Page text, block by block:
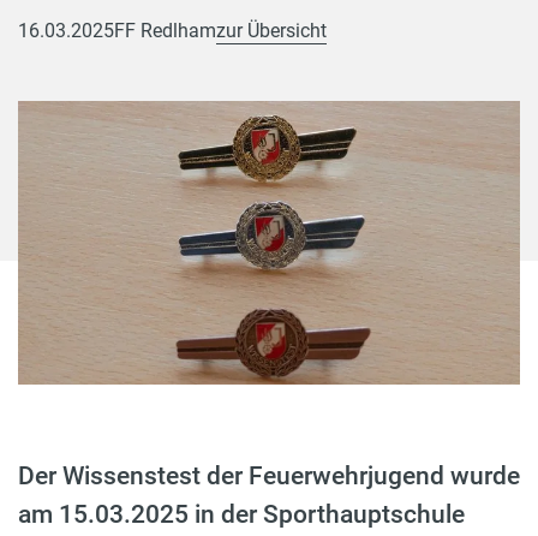
16.03.2025FF Redlhamzur Übersicht
Der Wissenstest der Feuerwehrjugend wurde
am 15.03.2025 in der Sporthauptschule